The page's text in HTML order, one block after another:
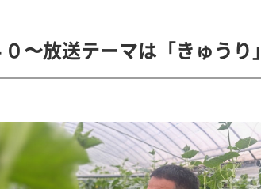
〜放送テーマは「きゅうり」